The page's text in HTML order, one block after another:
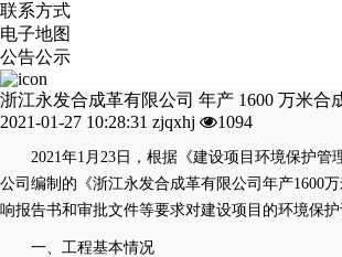
联系方式
电子地图
公告公示
浙江永发合成革有限公司 年产 1600 万米
2021-01-27 10:28:31 zjqxhj 1094
2021年1月23日， 根据《建设项目环境保护管
公司 编制的《浙江永发合成革有限公司年产1600
响报告书和审批文件等要求对建设项目的环境保
一、工程基本情况